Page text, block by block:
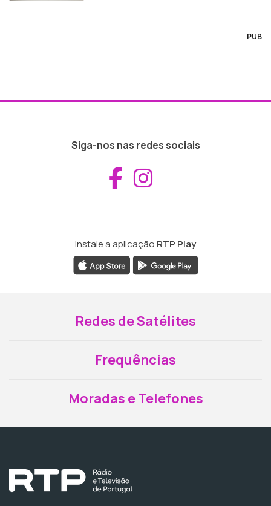
PUB
Siga-nos nas redes sociais
Aceder ao
Instale a aplicação RTP Play
Redes de Satélites
Frequências
Moradas e Telefones